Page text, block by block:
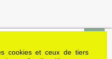
cookies et ceux de tiers